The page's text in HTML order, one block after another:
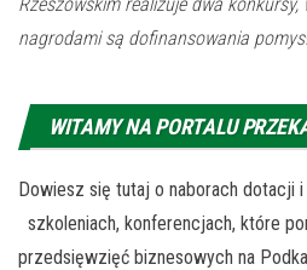
nagrodami są dofinansowania
WITAMY NA PORTALU
Dowiesz się tutaj o naborach dotacji
szkoleniach, konferencjach, które
przedsięwzięć biznesowych na